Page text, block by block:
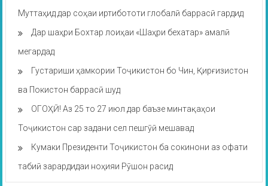
Муттаҳид дар соҳаи иртибототи глобалӣ баррасӣ гардид
Дар шаҳри Бохтар лоиҳаи «Шаҳри бехатар» амалӣ
мегардад
Густариши ҳамкории Тоҷикистон бо Чин, Қирғизистон
ва Покистон баррасӣ шуд
ОГОҲӢ! Аз 25 то 27 июл дар баъзе минтақаҳои
Тоҷикистон сар задани сел пешгӯӣ мешавад
Кумаки Президенти Тоҷикистон ба сокинони аз офати
табиӣ зарардидаи ноҳияи Рӯшон расид